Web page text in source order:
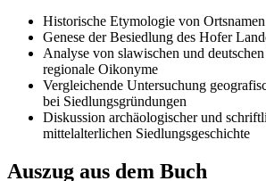
Historische Etymologie von
Genese der Besiedlung des Hofer
Analyse von slawischen und
regionale Oikonyme
Vergleichende Untersuchung
bei Siedlungsgründungen
Diskussion archäologischer und
mittelalterlichen Siedlungsgeschichte
Auszug aus dem Buch